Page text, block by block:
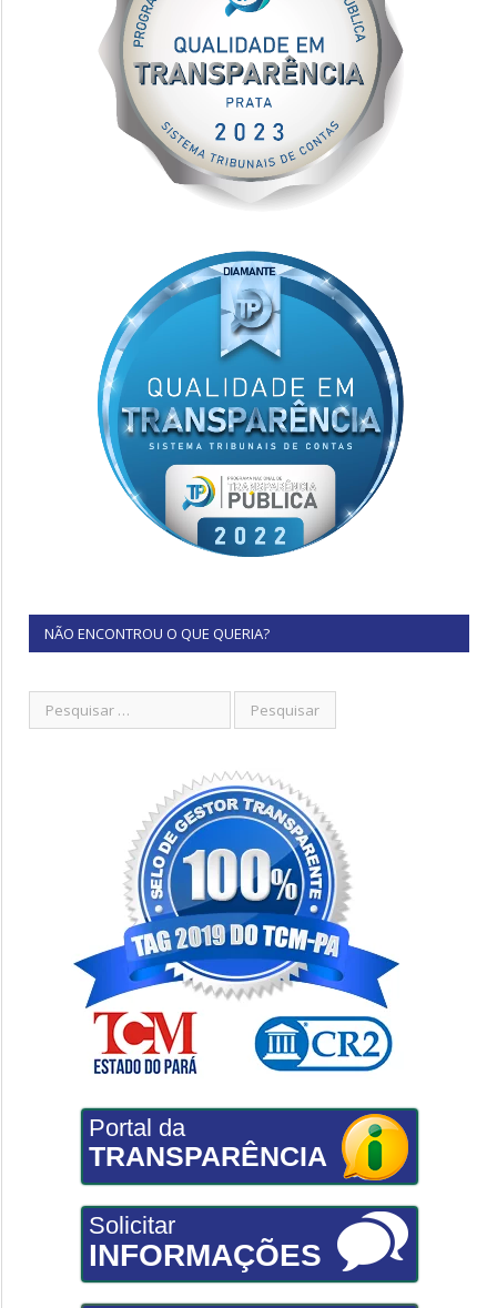
NÃO ENCONTROU O QUE QUERIA?
Portal da
TRANSPARÊNCIA
Solicitar
INFORMAÇÕES